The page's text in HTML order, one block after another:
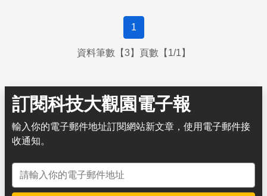
1
資料筆數【3】頁數【1/1】
訂閱科技大觀園電子報
輸入你的電子郵件地址訂閱網站新文章，使用電子郵件接
收通知。
電子郵件地址